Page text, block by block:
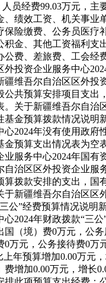
人员经费99.03万元，主
、绩效工资、机关事业
保险缴费、公务员医疗
金、其他工资福利支出
费、差旅费、工会经
外投资企业服务中心
疆维吾尔自治区区外投
公共预算安排项目支出
关于新疆维吾尔自治
基金预算拨款情况说明
心2024年没有使用政府
预算支出情况表为空表
业服务中心2024年国有
自治区区外投资企业服
算拨款安排的支出，国
于新疆维吾尔自治区区
公”经费预算情况说明
心2024年财政拨款“三
国（境）费0万元，公
万元，公务接待费0万元
上年预算增加0.00万元
增加0.00万元，增长